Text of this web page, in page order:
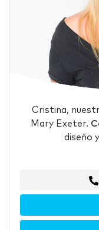
Cristina,
Mary Exeter.
diseño